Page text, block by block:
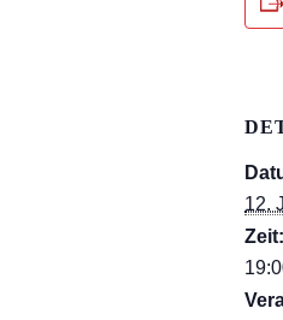
12.
Zeit: